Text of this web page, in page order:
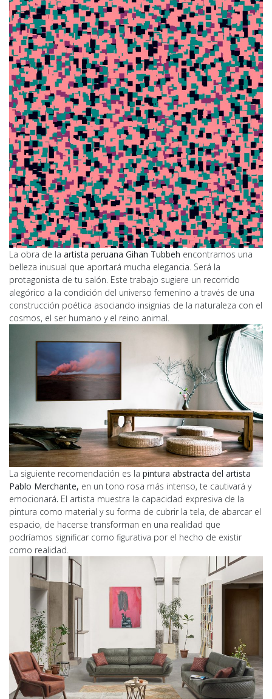
La obra de la artista peruana Gihan Tubbeh encontramos una
belleza inusual que aportará mucha elegancia. Será la
protagonista de tu salón. Este trabajo sugiere un recorrido
alegórico a la condición del universo femenino a través de una
construcción poética asociando insignias de la naturaleza con el
cosmos, el ser humano y el reino animal.
La siguiente recomendación es la pintura abstracta del artista
Pablo Merchante, en un tono rosa más intenso, te cautivará y
emocionará. El artista muestra la capacidad expresiva de la
pintura como material y su forma de cubrir la tela, de abarcar el
espacio, de hacerse transforman en una realidad que
podríamos significar como figurativa por el hecho de existir
como realidad.